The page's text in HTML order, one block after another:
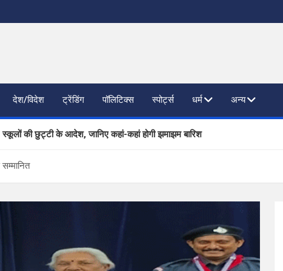
देश/विदेश ट्रेंडिंग पॉलिटिक्स स्पोर्ट्स धर्म अन्य
स्कूलों की छुट्टी के आदेश, जानिए कहां-कहां होगी झमाझम बारिश
दलों से SIR पर फीडबैक
ने वैश्विक स्तर पर संस्कृत के प्रसार को दिया नया आयाम